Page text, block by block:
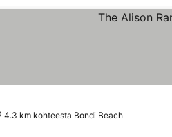
4.3 km kohteesta Bondi Beach